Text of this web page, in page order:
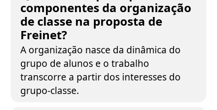
componentes da organização
de classe na proposta de
Freinet?
A organização nasce da dinâmica do
grupo de alunos e o trabalho
transcorre a partir dos interesses do
grupo-classe.